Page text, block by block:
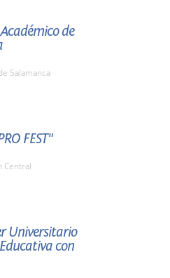
de
Salamanca
FEST"
Central
Universitario
con